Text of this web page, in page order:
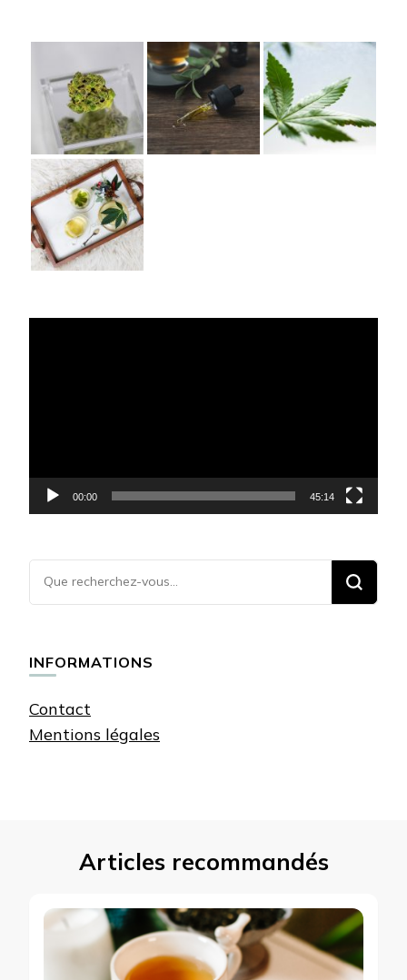
00:00 45:14
Vous
recherchiez
INFORMATIONS
Contact
Mentions légales
Articles recommandés